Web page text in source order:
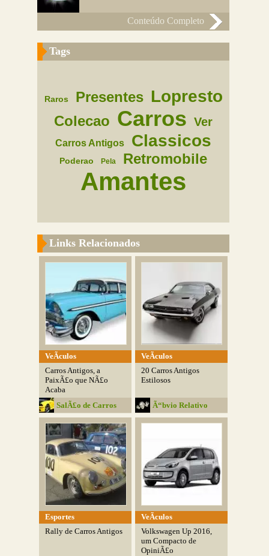
Conteúdo Completo
Tags
Raros Presentes Lopresto
Colecao Carros Ver
Carros Antigos Classicos
Poderao Pela Retromobile
Amantes
Links Relacionados
VeÃ­culos
Carros Antigos, a
PaixÃ£o que NÃ£o
Acaba
SalÃ£o de Carros
VeÃ­culos
20 Carros Antigos
Estilosos
Ã“bvio Relativo
Esportes
Rally de Carros Antigos
VeÃ­culos
Volkswagen Up 2016,
um Compacto de
OpiniÃ£o